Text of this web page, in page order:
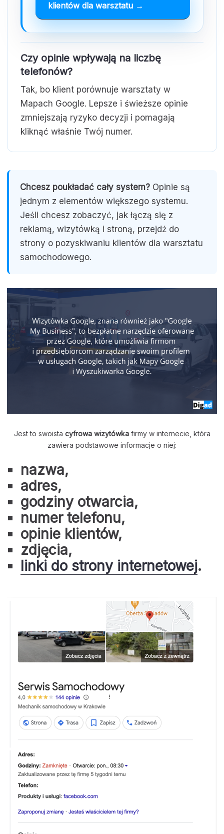
klientów dla warsztatu →
Czy opinie wpływają na liczbę
telefonów?
Tak, bo klient porównuje warsztaty w
Mapach Google. Lepsze i świeższe opinie
zmniejszają ryzyko decyzji i pomagają
kliknąć właśnie Twój numer.
Chcesz poukładać cały system? Opinie są
jednym z elementów większego systemu.
Jeśli chcesz zobaczyć, jak łączą się z
reklamą, wizytówką i stroną, przejdź do
strony o pozyskiwaniu klientów dla warsztatu
samochodowego.
Jest to swoista cyfrowa wizytówkafirmy w internecie, która
zawiera podstawowe informacje o niej:
nazwa,
adres,
godziny otwarcia,
numer telefonu,
opinie klientów,
zdjęcia,
linki do strony internetowej.